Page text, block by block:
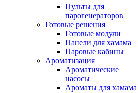
Пульты для
парогенераторов
Готовые решения
Готовые модули
Панели для хамама
Паровые кабины
Ароматизация
Ароматические
насосы
Ароматы для хамама